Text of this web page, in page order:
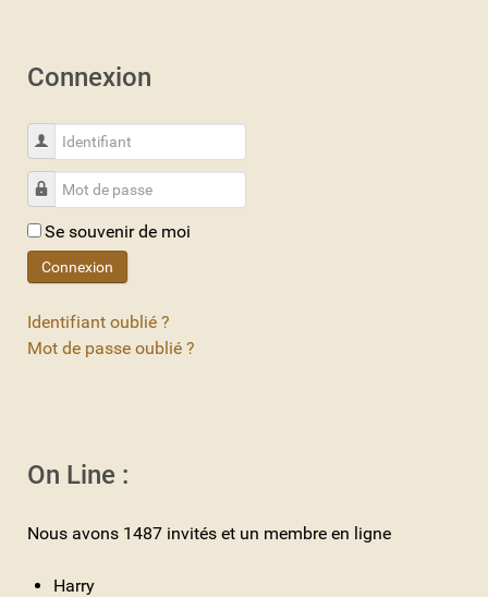
Connexion
Identifiant
Mot de passe
Se souvenir de moi
Connexion
Identifiant oublié ?
Mot de passe oublié ?
On Line :
Nous avons 1487 invités et un membre en ligne
Harry